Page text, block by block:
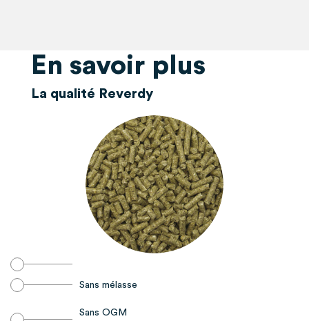
En savoir plus
La qualité Reverdy
Sans mélasse
Sans OGM